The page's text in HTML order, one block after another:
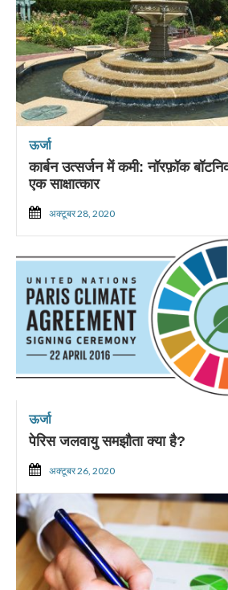
ऊर्जा
कार्बन उत्सर्जन में कमी: नॉरफ़ॉक
एक साक्षात्कार
अक्टूबर 28, 2020
ऊर्जा
पेरिस जलवायु समझौता क्या है?
अक्टूबर 26, 2020